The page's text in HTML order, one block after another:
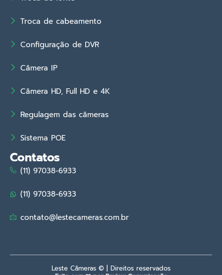
Troca de cabeamento
Configuração de DVR
Câmera IP
Câmera HD, Full HD e 4K
Regulagem das câmeras
Sistema POE
Contatos
(11) 97038-6933
(11) 97038-6933
contato@lestecameras.com.br
Leste Câmeras © | Direitos reservados